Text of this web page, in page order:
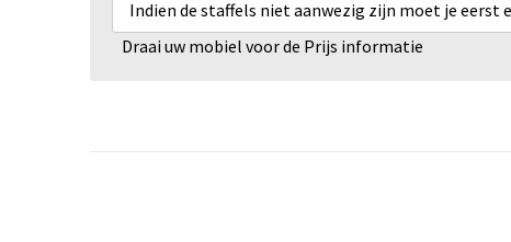
Indien de staffels niet aanwezig zijn moet je eerst
Draai uw mobiel voor de Prijs informatie